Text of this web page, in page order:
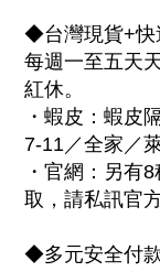
◆台灣現貨+快
每週一至五天
紅休。
・蝦皮：蝦皮
7-11／全家／
・官網：另有
取，請私訊官
◆多元安全付